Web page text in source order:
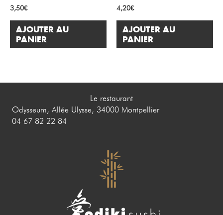
3,50€
AJOUTER AU
PANIER
4,20€
AJOUTER AU
PANIER
Le restaurant
Odysseum, Allée Ulysse, 34000 Montpellier
04 67 82 22 84